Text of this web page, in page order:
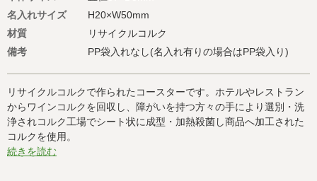
名入れサイズ
H20×W50mm
材質
リサイクルコルク
備考
PP袋入れなし(名入れ有りの場合はPP袋入り)
リサイクルコルクで作られたコースターです。ホテルやレストラン
からワインコルクを回収し、障がいを持つ方々の手により選別・洗
浄されコルク工場でシート状に成型・加熱殺菌し商品へ加工された
コルクを使用。
続きを読む